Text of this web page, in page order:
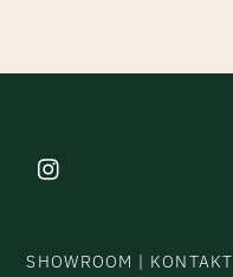
SHOWROOM | KONTAKT